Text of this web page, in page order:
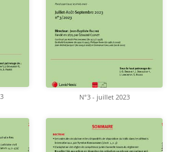
N°3 - juillet 2023